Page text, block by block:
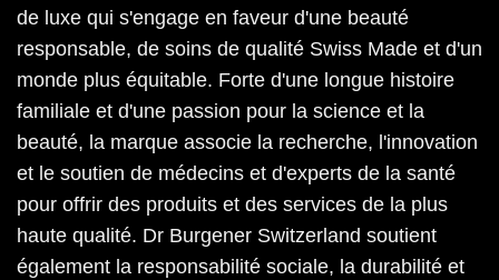
de luxe qui s'engage en faveur d'une beauté
responsable, de soins de qualité Swiss Made et d'un
monde plus équitable. Forte d'une longue histoire
familiale et d'une passion pour la science et la
beauté, la marque associe la recherche, l'innovation
et le soutien de médecins et d'experts de la santé
pour offrir des produits et des services de la plus
haute qualité. Dr Burgener Switzerland soutient
également la responsabilité sociale, la durabilité et